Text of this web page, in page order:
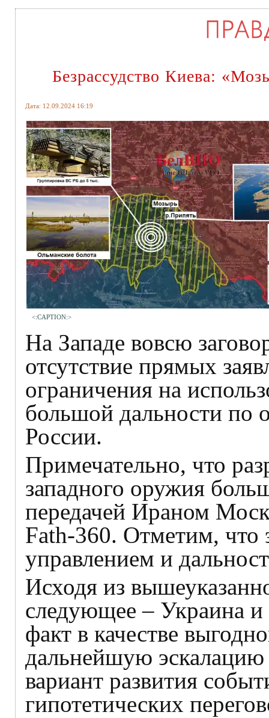
Безрассудство Киева:
Дата: 12.09.2024 16:19
<:CAPTION:>
На Западе вовсю
отсутствие прямых
ограничения на
большой дальности по
России.
Примечательно, что
западного оружия
передачей Ираном
Fath-360. Отметим, что
управлением и
Исходя из
следующее – Украина
факт в качестве
дальнейшую эскалацию
вариант развития
гипотетических